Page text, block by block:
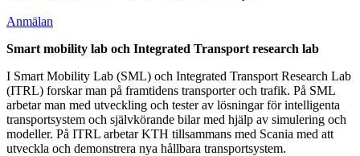
Anmälan
Smart mobility lab och Integrated Transport research lab
I Smart Mobility Lab (SML) och Integrated Transport Research Lab
(ITRL) forskar man på framtidens transporter och trafik. På SML
arbetar man med utveckling och tester av lösningar för intelligenta
transportsystem och självkörande bilar med hjälp av simulering och
modeller. På ITRL arbetar KTH tillsammans med Scania med att
utveckla och demonstrera nya hållbara transportsystem.